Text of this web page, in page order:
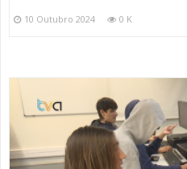
10 Outubro 2024 0 K